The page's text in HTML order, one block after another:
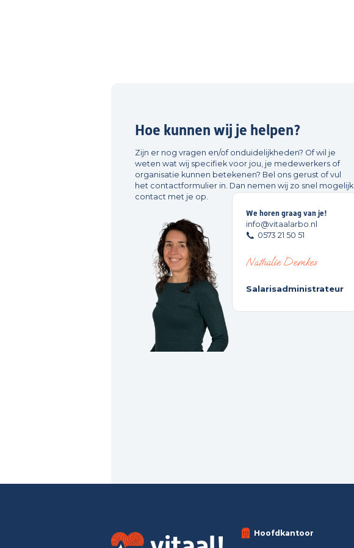
Hoe kunnen wij je helpen?
Zijn er nog vragen en/of onduidelijkheden? Of wil je
weten wat wij specifiek voor jou, je medewerkers of
organisatie kunnen betekenen? Bel ons gerust of vul
het contactformulier in. Dan nemen wij zo snel mogelijk
contact met je op.
We horen graag van je!
info@vitaalarbo.nl
0573 21 50 51
Nathalie Demkes
Salarisadministrateur
Hoofdkantoor